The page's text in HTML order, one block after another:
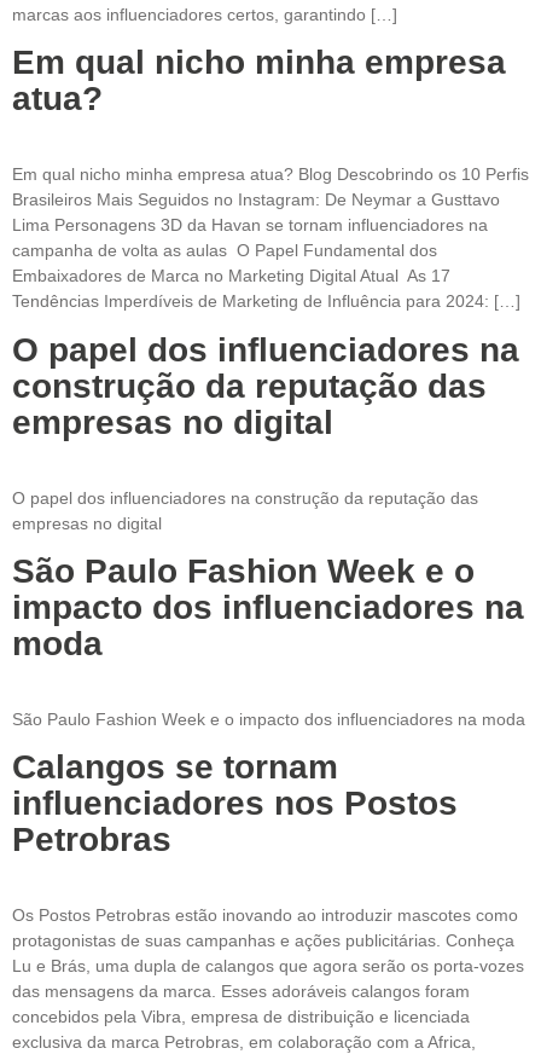
marcas aos influenciadores certos, garantindo […]
Em qual nicho minha empresa
atua?
Em qual nicho minha empresa atua? Blog Descobrindo os 10 Perfis
Brasileiros Mais Seguidos no Instagram: De Neymar a Gusttavo
Lima Personagens 3D da Havan se tornam influenciadores na
campanha de volta as aulas O Papel Fundamental dos
Embaixadores de Marca no Marketing Digital Atual As 17
Tendências Imperdíveis de Marketing de Influência para 2024: […]
O papel dos influenciadores na
construção da reputação das
empresas no digital
O papel dos influenciadores na construção da reputação das
empresas no digital
São Paulo Fashion Week e o
impacto dos influenciadores na
moda
São Paulo Fashion Week e o impacto dos influenciadores na moda
Calangos se tornam
influenciadores nos Postos
Petrobras
Os Postos Petrobras estão inovando ao introduzir mascotes como
protagonistas de suas campanhas e ações publicitárias. Conheça
Lu e Brás, uma dupla de calangos que agora serão os porta-vozes
das mensagens da marca. Esses adoráveis calangos foram
concebidos pela Vibra, empresa de distribuição e licenciada
exclusiva da marca Petrobras, em colaboração com a Africa,